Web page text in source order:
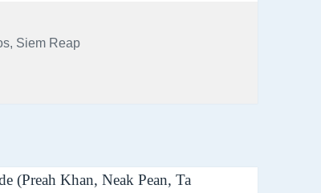
, Siem Reap
3, 4: Circuito Remoto (Beng Mealea, Kbal Spean,